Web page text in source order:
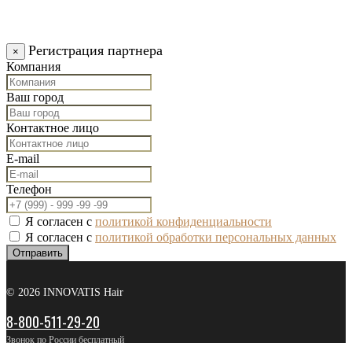
× Регистрация партнера
Компания
Ваш город
Контактное лицо
E-mail
Телефон
Я согласен с политикой конфиденциальности
Я согласен с политикой обработки персональных данных
Отправить
© 2026 INNOVATIS Hair
8-800-511-29-20
Звонок по России бесплатный